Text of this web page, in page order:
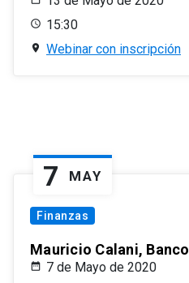
15:30
Webinar con inscripción
7 MAY
Finanzas
Mauricio Calani,
7 de Mayo de 2020